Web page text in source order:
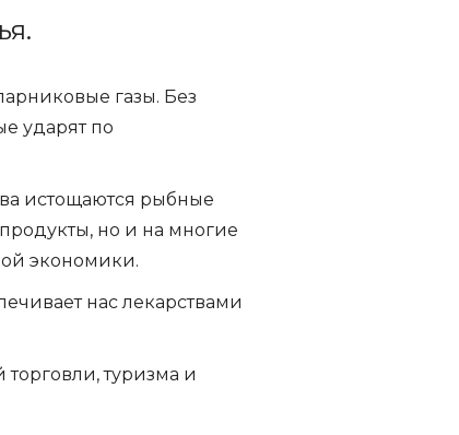
газы. Без
ударят по
истощаются рыбные
но и на многие
экономики.
нас лекарствами
туризма и